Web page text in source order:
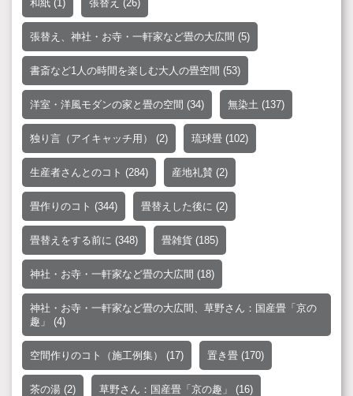
和紙 (1) 張替え (26)
張替え、神社・お寺・一軒家など畳の大広間 (5)
書斎など1人の時間を楽しむ大人の畳空間 (53)
洋室・洋風モダンの家と畳の空間 (34) 無染土 (137)
独り言（アイキャッチ用） (2) 琉球畳 (102)
生産者さんとのコト (284) 産地礼賛 (2)
畳作りのコト (344) 畳替えした後に (2)
畳替えをする前に (348) 畳雑貨 (185)
神社・お寺・一軒家など畳の大広間 (18)
神社・お寺・一軒家など畳の大広間、草野さん：国産畳「京の
趣」
(4)
空間作りのコト（施工例集） (17) 置き畳 (170)
茶の湯 (2) 草野さん：国産畳「京の趣」 (16)